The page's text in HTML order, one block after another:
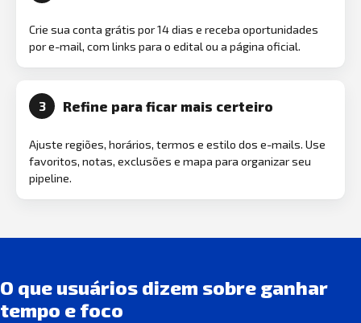
Crie sua conta grátis por 14 dias e receba oportunidades
por e-mail, com links para o edital ou a página oficial.
3 Refine para ficar mais certeiro
Ajuste regiões, horários, termos e estilo dos e-mails. Use
favoritos, notas, exclusões e mapa para organizar seu
pipeline.
O que usuários dizem sobre ganhar
tempo e foco